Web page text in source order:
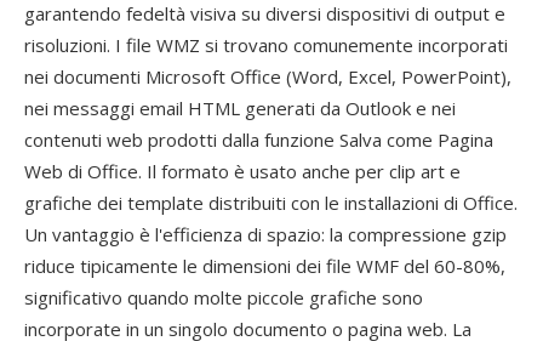
garantendo fedeltà visiva su diversi dispositivi di output e
risoluzioni. I file WMZ si trovano comunemente incorporati
nei documenti Microsoft Office (Word, Excel, PowerPoint),
nei messaggi email HTML generati da Outlook e nei
contenuti web prodotti dalla funzione Salva come Pagina
Web di Office. Il formato è usato anche per clip art e
grafiche dei template distribuiti con le installazioni di Office.
Un vantaggio è l'efficienza di spazio: la compressione gzip
riduce tipicamente le dimensioni dei file WMF del 60-80%,
significativo quando molte piccole grafiche sono
incorporate in un singolo documento o pagina web. La